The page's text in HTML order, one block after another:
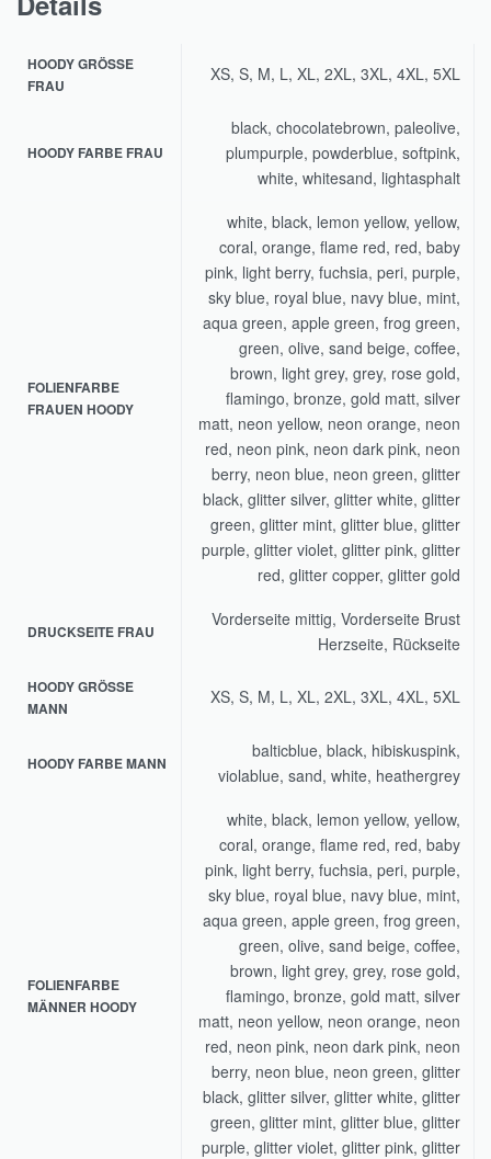
HOODY GRÖSSE F
RAU
XS, S, M, L, XL, 2XL, 3XL, 4XL, 5XL
HOODY FARBE FRAU
black, chocolatebrown, paleolive,
plumpurple, powderblue, softpink,
white, whitesand, lightasphalt
FOLIENFARBE
FRAUEN HOODY
white, black, lemon yellow, yellow,
coral, orange, flame red, red, baby
pink, light berry, fuchsia, peri, purple,
sky blue, royal blue, navy blue, mint,
aqua green, apple green, frog green,
green, olive, sand beige, coffee,
brown, light grey, grey, rose gold,
flamingo, bronze, gold matt, silver
matt, neon yellow, neon orange, neon
red, neon pink, neon dark pink, neon
berry, neon blue, neon green, glitter
black, glitter silver, glitter white, glitter
green, glitter mint, glitter blue, glitter
purple, glitter violet, glitter pink, glitter
red, glitter copper, glitter gold
DRUCKSEITE FRAU
Vorderseite mittig, Vorderseite Brust
Herzseite, Rückseite
HOODY GRÖSSE M
ANN
XS, S, M, L, XL, 2XL, 3XL, 4XL, 5XL
HOODY FARBE MANN
balticblue, black, hibiskuspink,
violablue, sand, white, heathergrey
FOLIENFARBE
MÄNNER HOODY
white, black, lemon yellow, yellow,
coral, orange, flame red, red, baby
pink, light berry, fuchsia, peri, purple,
sky blue, royal blue, navy blue, mint,
aqua green, apple green, frog green,
green, olive, sand beige, coffee,
brown, light grey, grey, rose gold,
flamingo, bronze, gold matt, silver
matt, neon yellow, neon orange, neon
red, neon pink, neon dark pink, neon
berry, neon blue, neon green, glitter
black, glitter silver, glitter white, glitter
green, glitter mint, glitter blue, glitter
purple, glitter violet, glitter pink, glitter